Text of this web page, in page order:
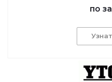
по